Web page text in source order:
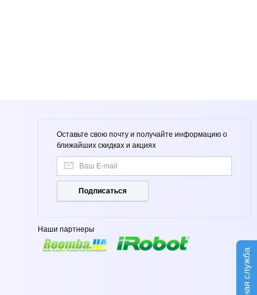
Оставьте свою почту и получайте информацию о
ближайших скидках и акциях
Подписаться
Наши партнеры